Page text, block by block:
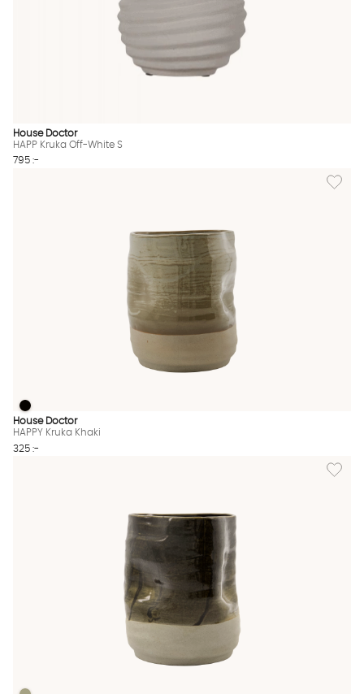
House Doctor
HAPP Kruka Off-White S
795 :-
Lägg
HAPPY Kruka Khaki Finns även i dessa färger:
HAPPY Kruka Khaki
House Doctor
HAPPY Kruka Khaki
325 :-
Lägg